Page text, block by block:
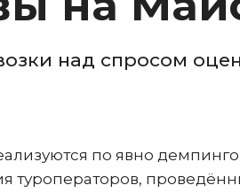
над спросом
по явно
туроператоров,